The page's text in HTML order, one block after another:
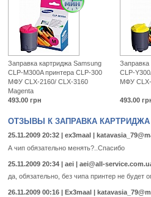
Заправка картриджа Samsung
CLP-M300A принтера CLP-300
МФУ CLX-2160/ CLX-3160
Magenta
Заправка
CLP-
МФУ CLX-
493.00 грн 493.00
ОТЗЫВЫ К ЗАПРАВКА КАРТРИДЖА
25.11.2009 20:32 | ex3maal |
А чип обязательно менять?..Спасибо
25.11.2009 20:34 | aei | aei@all-
да, обязательно, без чипа принтер не будет
26.11.2009 00:16 | Ex3maal |